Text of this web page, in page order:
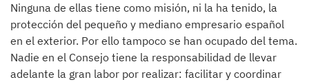
Ninguna de ellas tiene como misión, ni la ha tenido, la
protección del pequeño y mediano empresario español
en el exterior. Por ello tampoco se han ocupado del tema.
Nadie en el Consejo tiene la responsabilidad de llevar
adelante la gran labor por realizar: facilitar y coordinar